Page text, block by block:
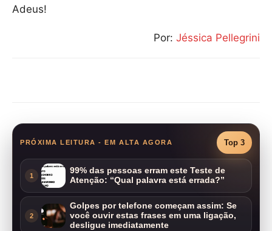
Adeus!
Por: Jéssica Pellegrini
PRÓXIMA LEITURA - EM ALTA AGORA Top 3
1
99% das pessoas erram este Teste de
Atenção: “Qual palavra está errada?”
2
Golpes por telefone começam assim: Se
você ouvir estas frases em uma ligação,
desligue imediatamente